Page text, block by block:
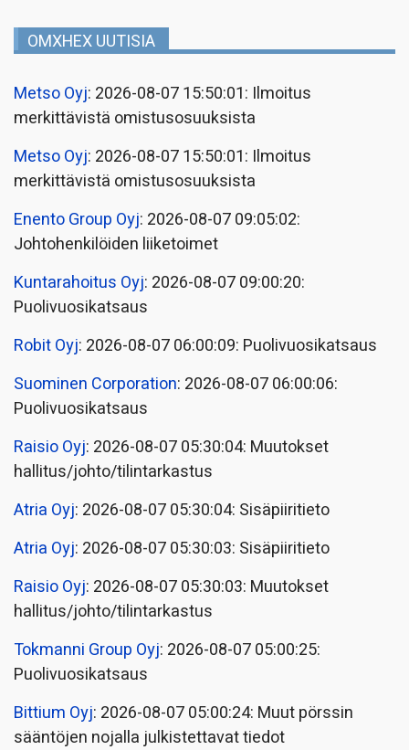
OMXHEX UUTISIA
Metso Oyj: 2026-08-07 15:50:01: Ilmoitus
merkittävistä omistusosuuksista
Metso Oyj: 2026-08-07 15:50:01: Ilmoitus
merkittävistä omistusosuuksista
Enento Group Oyj: 2026-08-07 09:05:02:
Johtohenkilöiden liiketoimet
Kuntarahoitus Oyj: 2026-08-07 09:00:20:
Puolivuosikatsaus
Robit Oyj: 2026-08-07 06:00:09: Puolivuosikatsaus
Suominen Corporation: 2026-08-07 06:00:06:
Puolivuosikatsaus
Raisio Oyj: 2026-08-07 05:30:04: Muutokset
hallitus/johto/tilintarkastus
Atria Oyj: 2026-08-07 05:30:04: Sisäpiiritieto
Atria Oyj: 2026-08-07 05:30:03: Sisäpiiritieto
Raisio Oyj: 2026-08-07 05:30:03: Muutokset
hallitus/johto/tilintarkastus
Tokmanni Group Oyj: 2026-08-07 05:00:25:
Puolivuosikatsaus
Bittium Oyj: 2026-08-07 05:00:24: Muut pörssin
sääntöjen nojalla julkistettavat tiedot